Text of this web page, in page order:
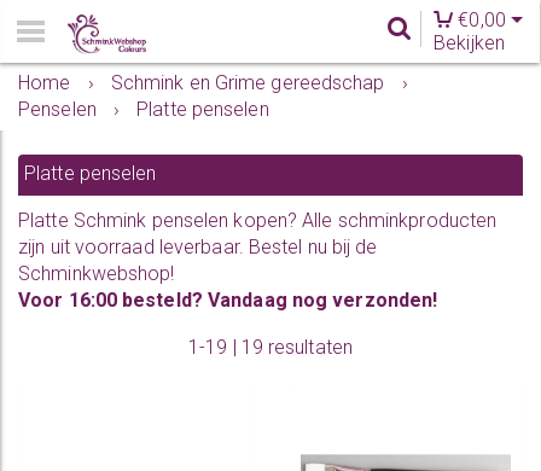
€0,00
Bekijken
Home
› Schmink en Grime gereedschap
›
Penselen
› Platte penselen
Platte penselen
Platte Schmink penselen kopen? Alle schminkproducten
zijn uit voorraad leverbaar. Bestel nu bij de
Schminkwebshop!
Voor 16:00 besteld? Vandaag nog verzonden!
1-19 | 19 resultaten